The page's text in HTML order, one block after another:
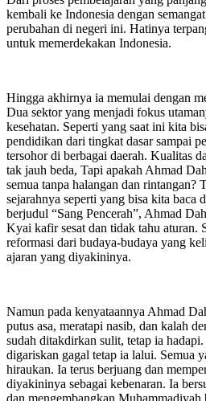
kembali ke Indonesia dengan
perubahan di negeri ini. Hatinya
untuk memerdekakan Indonesia.
Hingga akhirnya ia memulai dengan
Dua sektor yang menjadi fokus
kesehatan. Seperti yang saat ini kita
pendidikan dari tingkat dasar sampai
tersohor di berbagai daerah. Kualitas
tak jauh beda, Tapi apakah Ahmad
semua tanpa halangan dan rintangan?
sejarahnya seperti yang bisa kita baca
berjudul “Sang Pencerah”, Ahmad
Kyai kafir sesat dan tidak tahu aturan.
reformasi dari budaya-budaya yang
ajaran yang diyakininya.
Namun pada kenyataannya Ahmad
putus asa, meratapi nasib, dan kalah
sudah ditakdirkan sulit, tetap ia hadapi.
digariskan gagal tetap ia lalui. Semua
hiraukan. Ia terus berjuang dan
diyakininya sebagai kebenaran. Ia